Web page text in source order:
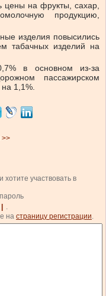
цены на фрукты, сахар,
продукцию,
изделия повысились
табачных изделий на
в основном из-за
пассажирском
1,1%.
>>
участвовать в
.
на страницу регистрации.